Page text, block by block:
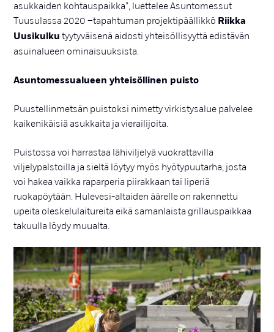
asukkaiden kohtauspaikka”, luettelee Asuntomessut
Tuusulassa 2020 –tapahtuman projektipäällikkö Riikka
Uusikulku tyytyväisenä aidosti yhteisöllisyyttä edistävän
asuinalueen ominaisuuksista.
Asuntomessualueen yhteisöllinen puisto
Puustellinmetsän puistoksi nimetty virkistysalue palvelee
kaikenikäisiä asukkaita ja vierailijoita.
Puistossa voi harrastaa lähiviljelyä vuokrattavilla
viljelypalstoilla ja sieltä löytyy myös hyötypuutarha, josta
voi hakea vaikka raparperia piirakkaan tai liperiä
ruokapöytään. Hulevesi-altaiden äärelle on rakennettu
upeita oleskelulaitureita eikä samanlaista grillauspaikkaa
takuulla löydy muualta.